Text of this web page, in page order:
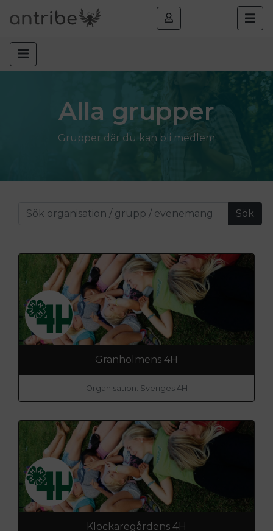
Alla grupper
Grupper där du kan bli medlem
Sök
Granholmens 4H
Organisation: Sveriges 4H
Klockaregårdens 4H